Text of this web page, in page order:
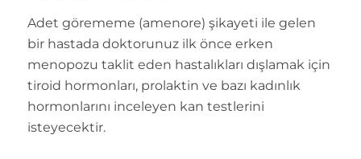
Adet görememe (amenore) şikayeti ile gelen
bir hastada doktorunuz ilk önce erken
menopozu taklit eden hastalıkları dışlamak için
tiroid hormonları, prolaktin ve bazı kadınlık
hormonlarını inceleyen kan testlerini
isteyecektir.